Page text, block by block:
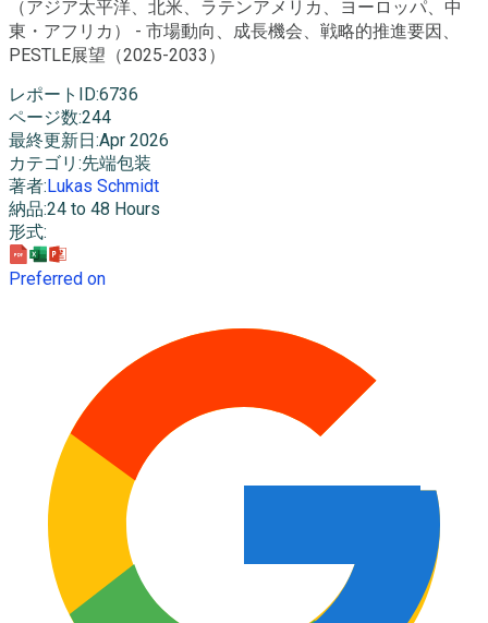
（アジア太平洋、北米、ラテンアメリカ、ヨーロッパ、中
東・アフリカ） - 市場動向、成長機会、戦略的推進要因、
PESTLE展望（2025-2033）
レポートID:6736
ページ数:244
最終更新日 :Apr 2026
カテゴリ :先端包装
著者: Lukas Schmidt
納品:24 to 48 Hours
形式:
Preferred on